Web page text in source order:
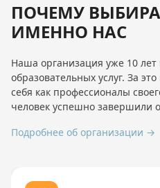
ПОЧЕМУ
ИМЕННО НАС
Наша организация уже 10
образовательных услуг. За
себя как профессионалы
человек успешно завершили
Подробнее об организации →